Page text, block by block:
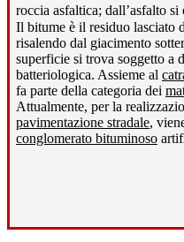
roccia asfaltica; dall’asfalto
Il bitume è il residuo lasciato
risalendo dal giacimento
superficie si trova soggetto a
batteriologica. Assieme al
fa parte della categoria dei
Attualmente, per la
pavimentazione stradale,
conglomerato bituminoso